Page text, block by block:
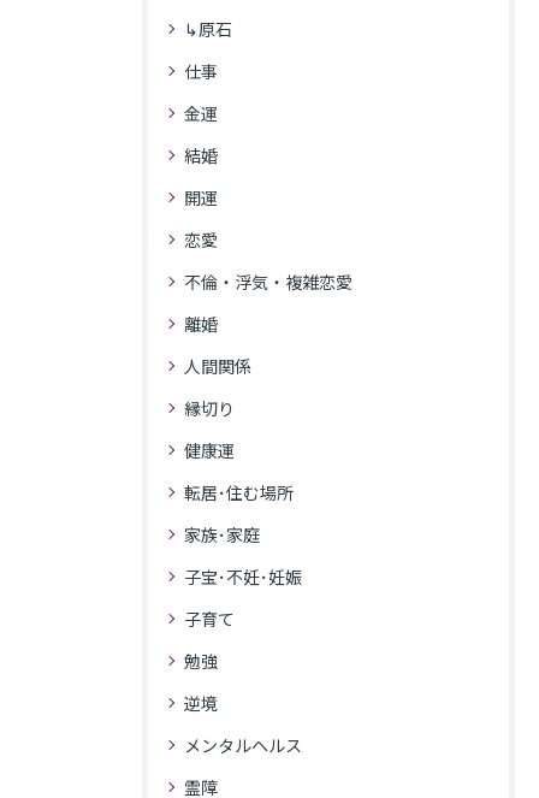
↳原石
仕事
金運
結婚
開運
恋愛
不倫・浮気・複雑恋愛
離婚
人間関係
縁切り
健康運
転居･住む場所
家族･家庭
子宝･不妊･妊娠
子育て
勉強
逆境
メンタルヘルス
霊障